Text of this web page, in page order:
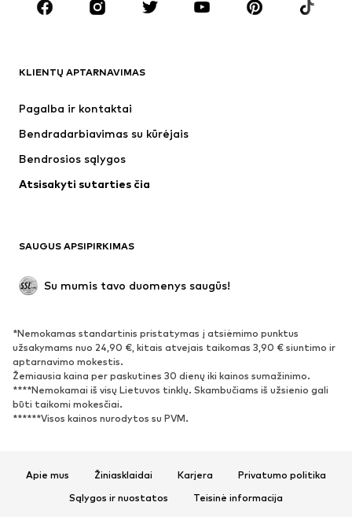
Aksesuarai
Premium
Naujienos
Marškinėliai ir palaidinės
Striukės
Megztiniai ir megzti drabužiai
Apatiniai
Paltai
Proginiai
Išskirtiniai
BATAI
Naujienos
Sportbačiai
Aulinukai
Batai su kulniukais
Auliniai batai
Įsispiriami bateliai
Šlepetės
KLIENTŲ APTARNAVIMAS
Pagalba ir kontaktai
Bendradarbiavimas su kūrėjais
Bendrosios sąlygos
Atsisakyti sutarties čia
SAUGUS APSIPIRKIMAS
Su mumis tavo duomenys saugūs!
*Nemokamas standartinis pristatymas į atsiėmimo punktus
užsakymams nuo 24,90 €, kitais atvejais taikomas 3,90 € siuntimo ir
aptarnavimo mokestis.
Žemiausia kaina per paskutines 30 dienų iki kainos sumažinimo.
****Nemokamai iš visų Lietuvos tinklų. Skambučiams iš užsienio gali
būti taikomi mokesčiai.
******Visos kainos nurodytos su PVM.
Apie mus Žiniasklaidai Karjera
Privatumo politika
Sąlygos ir nuostatos
Teisinė informacija